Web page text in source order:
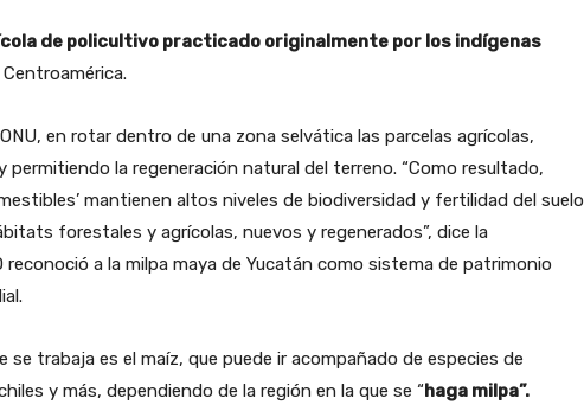
de policultivo practicado originalmente por los indígenas
en rotar dentro de una zona selvática las parcelas agrícolas,
la regeneración natural del terreno. “Como resultado,
mantienen altos niveles de biodiversidad y fertilidad del suelo
forestales y agrícolas, nuevos y regenerados”, dice la
reconoció a la milpa maya de Yucatán como sistema de patrimonio
se trabaja es el maíz, que puede ir acompañado de especies de
y más, dependiendo de la región en la que se “haga milpa”.